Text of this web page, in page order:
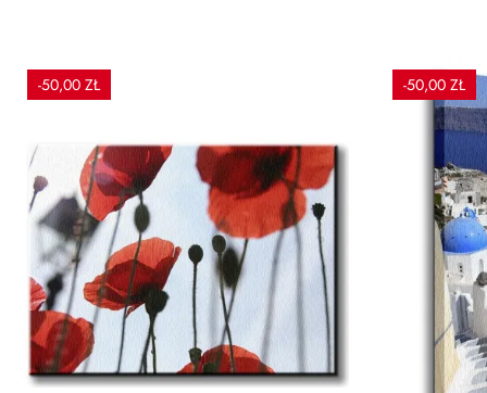
-50,00 ZŁ -50,00 ZŁ